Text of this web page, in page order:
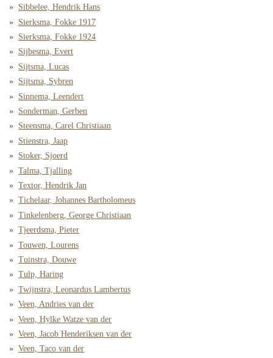
Sibbelee, Hendrik Hans
Sierksma, Fokke 1917
Sierksma, Fokke 1924
Sijbesma, Evert
Sijtsma, Lucas
Sijtsma, Sybren
Sinnema, Leendert
Sonderman, Gerben
Steensma, Carel Christiaan
Stienstra, Jaap
Stoker, Sjoerd
Talma, Tjalling
Textor, Hendrik Jan
Tichelaar, Johannes Bartholomeus
Tinkelenberg, George Christiaan
Tjeerdsma, Pieter
Touwen, Lourens
Tuinstra, Douwe
Tulp, Haring
Twijnstra, Leonardus Lambertus
Veen, Andries van der
Veen, Hylke Watze van der
Veen, Jacob Henderiksen van der
Veen, Taco van der